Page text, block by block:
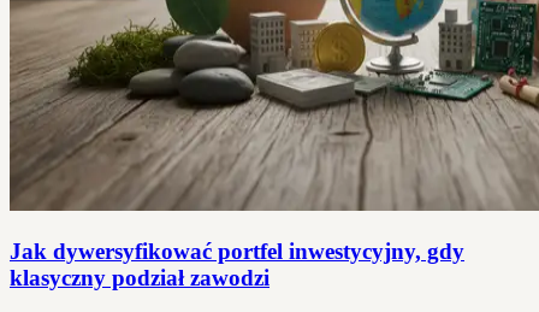
Jak dywersyfikować portfel inwestycyjny, gdy
klasyczny podział zawodzi